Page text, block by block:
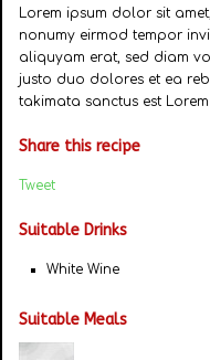
Lorem ipsum dolor sit
nonumy eirmod tempor
aliquyam erat, sed diam
justo duo dolores et ea
takimata sanctus est
Share this recipe
Tweet
Suitable Drinks
White Wine
Suitable Meals